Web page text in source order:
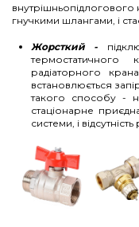
внутрішньопідлогового
гнучкими шлангами, і
Жорсткий -
радіаторного
встановлюється
такого способу -
стаціонарне
системи, і